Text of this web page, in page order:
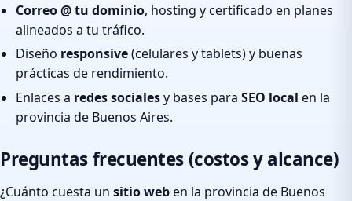
Correo @ tu dominio, hosting y certificado en planes
alineados a tu tráfico.
Diseño responsive(celulares y tablets) y buenas
prácticas de rendimiento.
Enlaces a redes socialesy bases para SEO local en la
provincia de Buenos Aires.
Preguntas frecuentes (costos y alcance)
¿Cuánto cuesta un sitio weben la provincia de Buenos